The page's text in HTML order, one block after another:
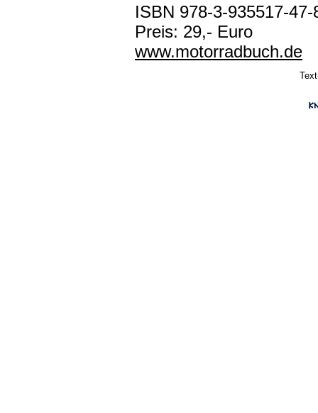
ISBN 978-3-935517-47-
Preis: 29,- Euro
www.motorradbuch.de